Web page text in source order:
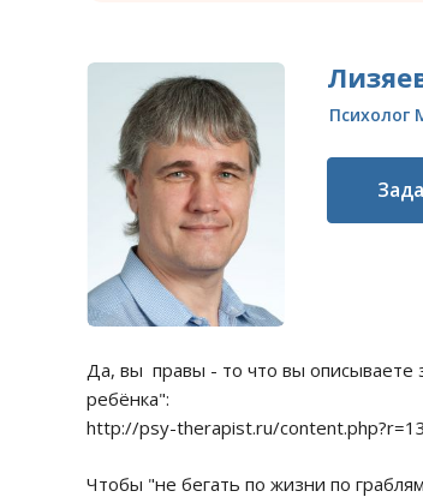
Психолог
Да, вы правы - то что вы описываете
ребёнка":
http://psy-therapist.ru/
Чтобы "не бегать по жизни по